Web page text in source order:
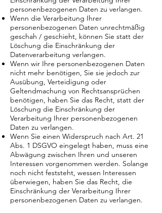
personenbezogenen Daten zu verlangen.
Wenn die Verarbeitung Ihrer
personenbezogenen Daten unrechtmäßig
geschah / geschieht, können Sie statt der
Löschung die Einschränkung der
Datenverarbeitung verlangen.
Wenn wir Ihre personenbezogenen Daten
nicht mehr benötigen, Sie sie jedoch zur
Ausübung, Verteidigung oder
Geltendmachung von Rechtsansprüchen
benötigen, haben Sie das Recht, statt der
Löschung die Einschränkung der
Verarbeitung Ihrer personenbezogenen
Daten zu verlangen.
Wenn Sie einen Widerspruch nach Art. 21
Abs. 1 DSGVO eingelegt haben, muss eine
Abwägung zwischen Ihren und unseren
Interessen vorgenommen werden. Solange
noch nicht feststeht, wessen Interessen
überwiegen, haben Sie das Recht, die
Einschränkung der Verarbeitung Ihrer
personenbezogenen Daten zu verlangen.